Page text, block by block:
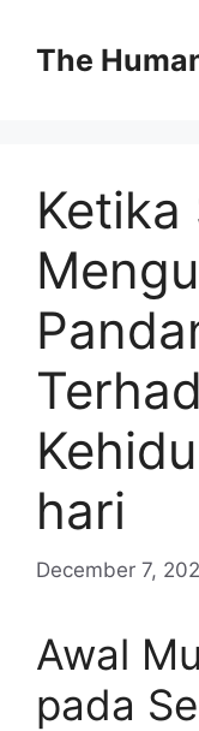
content
The
Ketika
hari
December 7,
Awal
pada